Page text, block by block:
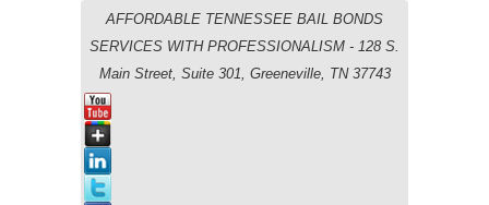
AFFORDABLE TENNESSEE BAIL BONDS
SERVICES WITH PROFESSIONALISM - 128 S.
Main Street, Suite 301, Greeneville, TN 37743